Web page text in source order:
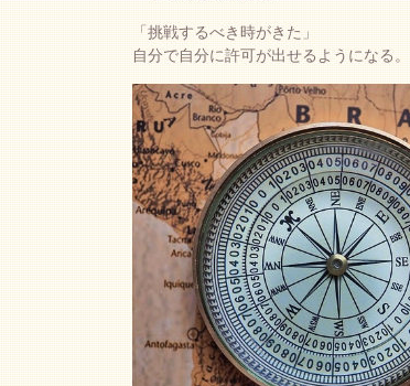
「挑戦するべき時がきた」
自分で自分に許可が出せるようになる。